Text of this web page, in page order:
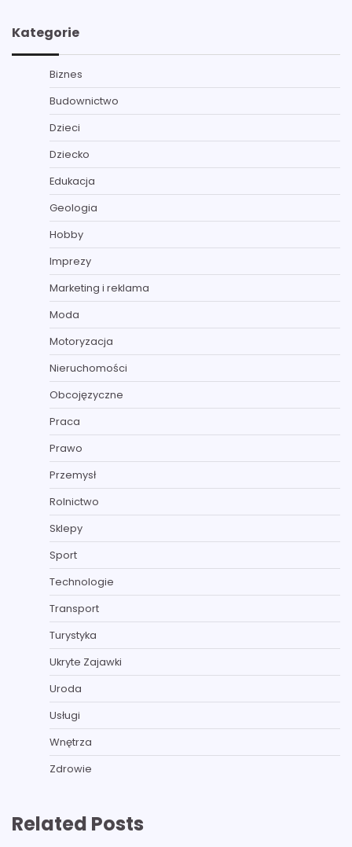
Kategorie
Biznes
Budownictwo
Dzieci
Dziecko
Edukacja
Geologia
Hobby
Imprezy
Marketing i reklama
Moda
Motoryzacja
Nieruchomości
Obcojęzyczne
Praca
Prawo
Przemysł
Rolnictwo
Sklepy
Sport
Technologie
Transport
Turystyka
Ukryte Zajawki
Uroda
Usługi
Wnętrza
Zdrowie
Related Posts